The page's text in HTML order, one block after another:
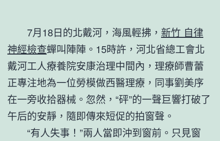
7月18日的北戴河，海風輕拂， 新竹 自律
神經檢查蟬叫陣陣。15時許，河北省總工會北
戴河工人療養院安康治理中間內，理療師曹蕾
正專注地為一位勞模做西醫理療，同事劉美序
在一旁收拾器械。忽然，“砰”的一聲巨響打破了
午后的安靜，隨即傳來短促的拍窗聲。
“有人失事！”兩人當即沖到窗前。只見窗